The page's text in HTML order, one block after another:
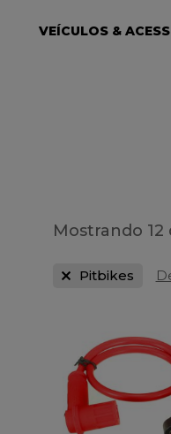
VEÍCULOS &
Mostrando
Pitbikes